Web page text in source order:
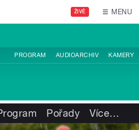
ŽIVĚ MENU
PROGRAM AUDIOARCHIV KAMERY
Pořady Více…